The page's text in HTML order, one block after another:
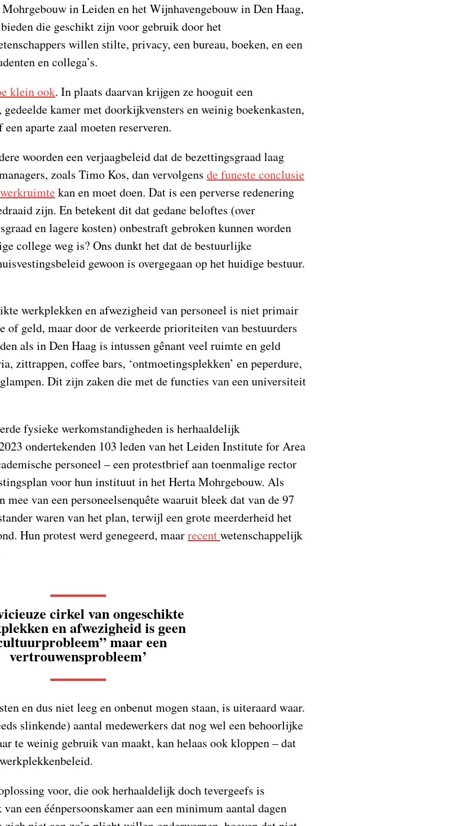
in Leiden en het Wijnhavengebouw in Den Haag,
die geschikt zijn voor gebruik door het
willen stilte, privacy, een bureau, boeken, en een
en collega’s.
klein ook. In plaats daarvan krijgen ze hooguit een
kamer met doorkijkvensters en weinig boekenkasten,
aparte zaal moeten reserveren.
woorden een verjaagbeleid dat de bezettingsgraad laag
zoals Timo Kos, dan vervolgens de funeste conclusie
kan en moet doen. Dat is een perverse redenering
zijn. En betekent dit dat gedane beloftes (over
en lagere kosten) onbestraft gebroken kunnen worden
college weg is? Ons dunkt het dat de bestuurlijke
gewoon is overgegaan op het huidige bestuur.
werkplekken en afwezigheid van personeel is niet primair
of geld, maar door de verkeerde prioriteiten van bestuurders
als in Den Haag is intussen gênant veel ruimte en geld
zittrappen, coffee bars, ‘ontmoetingsplekken’ en peperdure,
Dit zijn zaken die met de functies van een universiteit
fysieke werkomstandigheden is herhaaldelijk
ondertekenden 103 leden van het Leiden Institute for Area
personeel – een protestbrief aan toenmalige rector
voor hun instituut in het Herta Mohrgebouw. Als
van een personeelsenquête waaruit bleek dat van de 97
waren van het plan, terwijl een grote meerderheid het
Hun protest werd genegeerd, maarrecentwetenschappelijk
cirkel van ongeschikte
en afwezigheid is geen
maar een
vertrouwensprobleem’
en dus niet leeg en onbenut mogen staan, is uiteraard waar.
slinkende) aantal medewerkers dat nog wel een behoorlijke
te weinig gebruik van maakt, kan helaas ook kloppen – dat
voor, die ook herhaaldelijk doch tevergeefs is
een éénpersoonskamer aan een minimum aantal dagen